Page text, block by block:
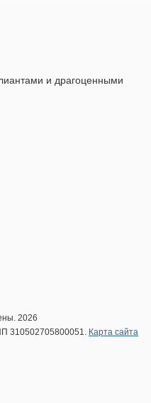
и драгоценными
2026
310502705800051. Карта сайта